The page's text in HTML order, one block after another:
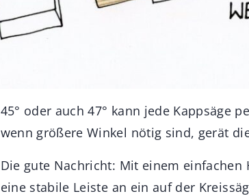
45° oder auch 47° kann jede Kappsäge
wenn größere Winkel nötig sind, gerät
Die gute Nachricht: Mit einem einfachen
eine stabile Leiste an ein auf der